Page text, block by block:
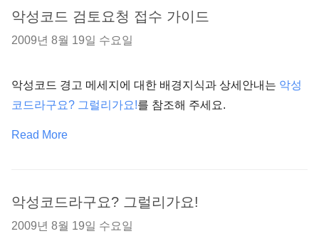
악성코드 검토요청 접수 가이드
2009년 8월 19일 수요일
악성코드 경고 메세지에 대한 배경지식과 상세안내는 악성
코드라구요? 그럴리가요!를 참조해 주세요.
Read More
악성코드라구요? 그럴리가요!
2009년 8월 19일 수요일